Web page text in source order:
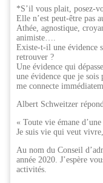
*S’il vous plait, posez-
Elle n’est peut-être pas
Athée, agnostique,
animiste….
Existe-t-il une évidence
retrouver ?
Une évidence qui
une évidence que je sois
me connecte
Albert Schweitzer
« Toute vie émane
Je suis vie qui veut
Au nom du Conseil
année 2020. J’espère
activités.